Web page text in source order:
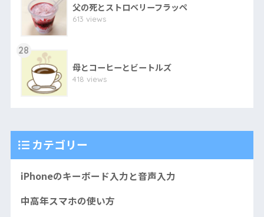
父の死とストロベリーフラッペ
613 views
28
母とコーヒーとビートルズ
418 views
カテゴリー
iPhoneのキーボード入力と音声入力
中高年スマホの使い方